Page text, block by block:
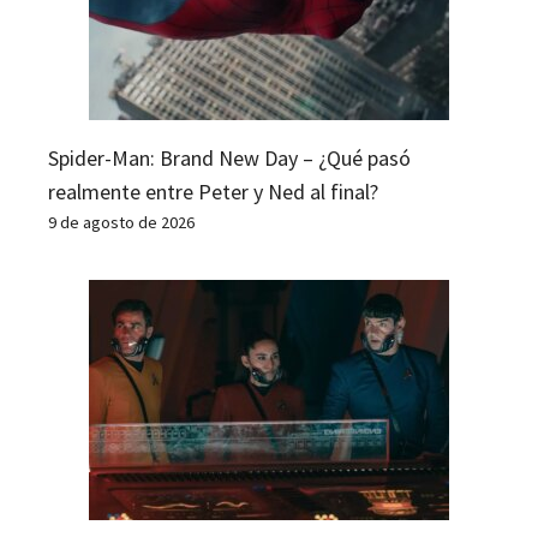
Spider-Man: Brand New Day – ¿Qué pasó
realmente entre Peter y Ned al final?
9 de agosto de 2026